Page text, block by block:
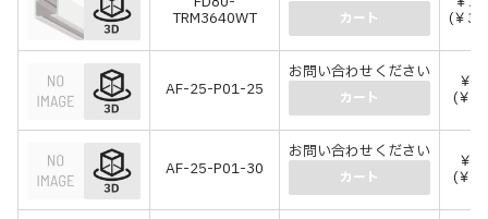
TRM3640WT カート (￥
AF-25-P01-25
お問い合わせください
カート
￥
(￥
AF-25-P01-30
お問い合わせください
カート
￥
(￥